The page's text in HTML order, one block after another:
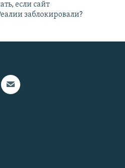
если сайт
заблокировали?